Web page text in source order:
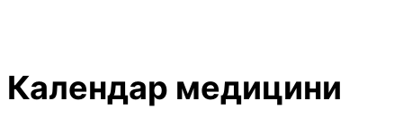
Календар медицини